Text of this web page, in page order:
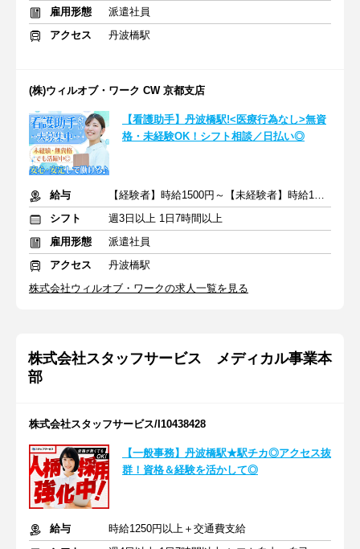
雇用形態
派遣社員
アクセス
丹波橋駅
(株)ウィルオブ・ワーク CW 京都支店
【看護助手】丹波橋駅!<医療行為なし>無資
格・未経験OK！シフト相談／日払い◎
給与
【経験者】時給1500円～【未経験者】時給1400円～ ＋交通費
シフト
週3日以上 1日7時間以上
雇用形態
派遣社員
アクセス
丹波橋駅
株式会社ウィルオブ・ワークの求人一覧を見る
株式会社スタッフサービス メディカル事業本
部
株式会社スタッフサービス/I10438428
【一般事務】丹波橋駅★駅チカ◎アクセス抜
群！資格＆経験を活かして◎
給与
時給1250円以上＋交通費支給